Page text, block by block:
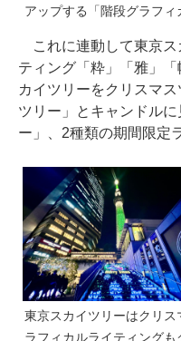
アップする「階段グラフ
これに連動して東京ス
ティング「粋」「雅」
カイツリーをクリスマ
ツリー」とキャンドル
ー」、2種類の期間限定
東京スカイツリーはクリ
ラフィカルライティング